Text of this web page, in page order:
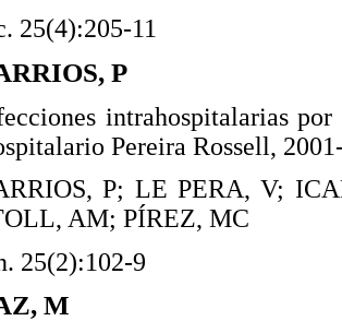
25(4):205-11
P
intrahospitalarias
Pereira Rossell,
P; LE PERA, V;
AM; PÍREZ, MC
25(2):102-9
M